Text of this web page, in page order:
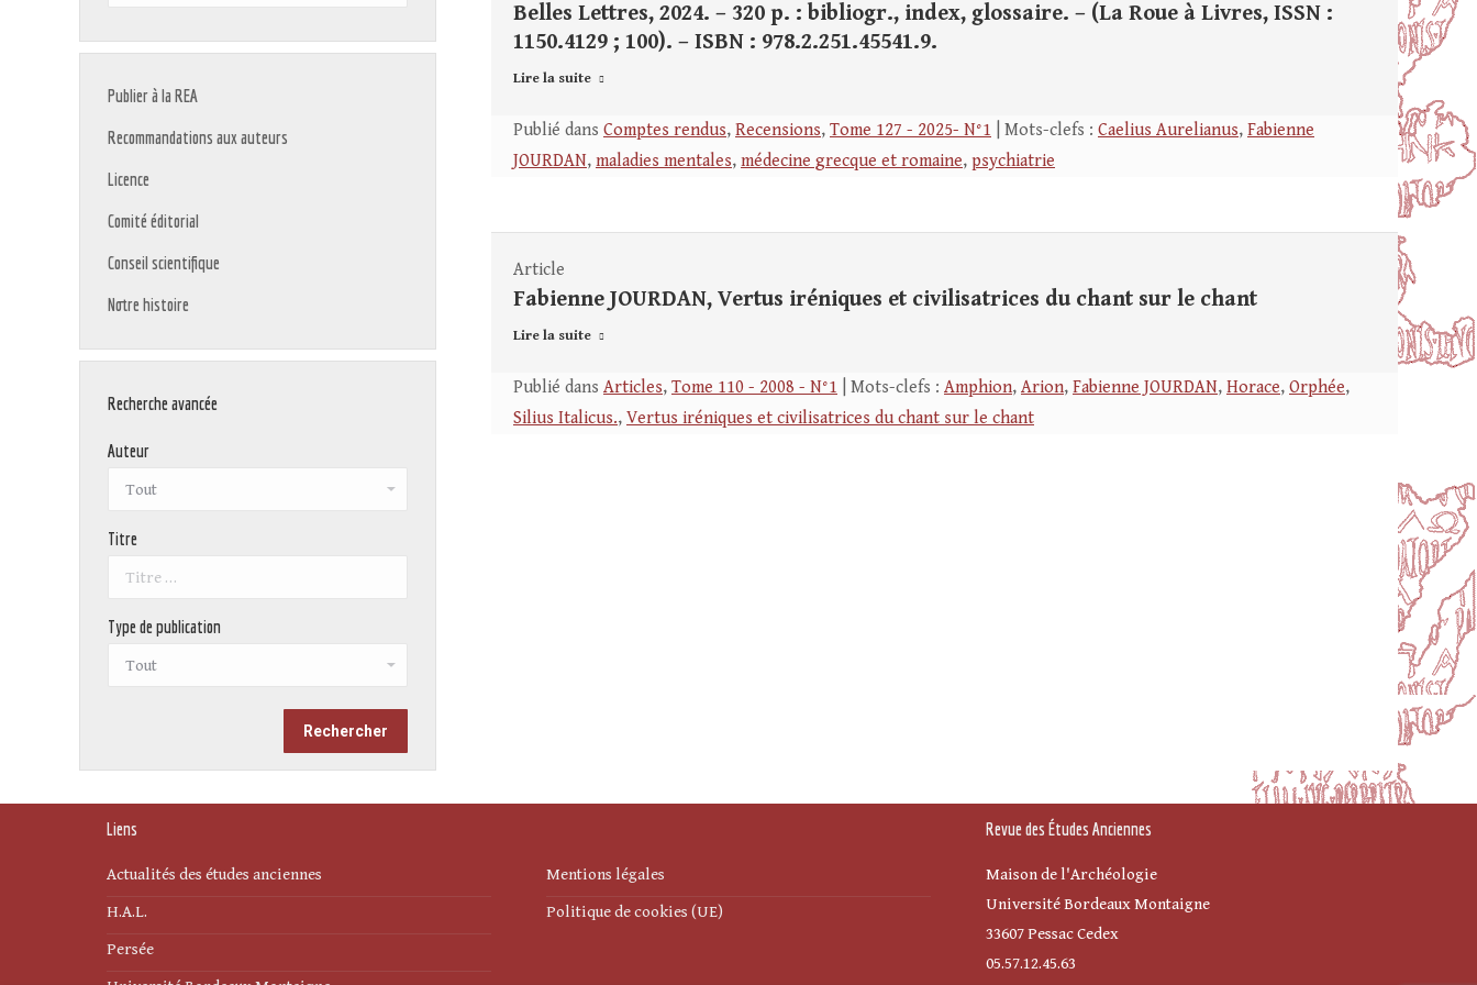
Belles Lettres, 2024. – 320 p. : bibliogr., index, glossaire. – (La Roue à Livres, ISSN :
1150.4129 ; 100). – ISBN : 978.2.251.45541.9.
Lire la suite
Publié dans Comptes rendus, Recensions, Tome 127 - 2025- N°1 | Mots-clefs : Caelius Aurelianus, Fabienne
JOURDAN, maladies mentales, médecine grecque et romaine, psychiatrie
Article
Fabienne JOURDAN, Vertus iréniques et civilisatrices du chant sur le chant
Lire la suite
Publié dans Articles, Tome 110 - 2008 - N°1 | Mots-clefs : Amphion, Arion, Fabienne JOURDAN, Horace, Orphée,
Silius Italicus., Vertus iréniques et civilisatrices du chant sur le chant
Publier à la REA
Recommandations aux auteurs
Licence
Comité éditorial
Conseil scientifique
Notre histoire
Recherche avancée
Auteur
Titre
Type de publication
Liens
Actualités des études anciennes
H.A.L.
Persée
Mentions légales
Politique de cookies (UE)
Revue des Études Anciennes
Maison de l'Archéologie
Université Bordeaux Montaigne
33607 Pessac Cedex
05.57.12.45.63